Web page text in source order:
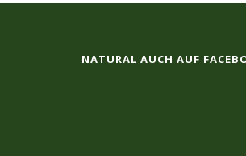
NATURAL AUCH AUF